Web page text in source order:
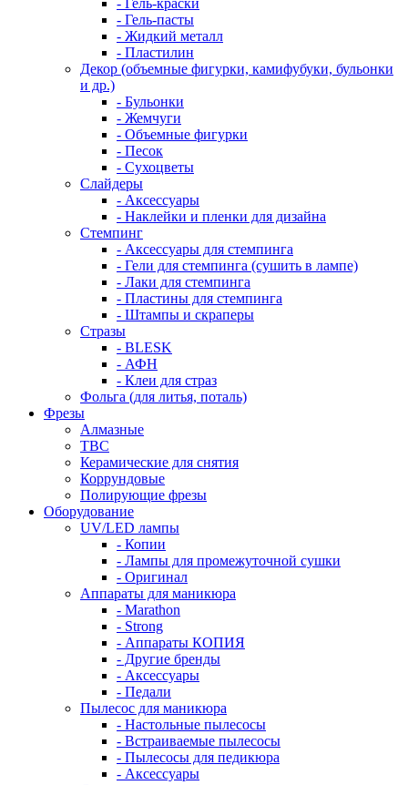
- Гель-краски
- Гель-пасты
- Жидкий металл
- Пластилин
Декор (объемные фигурки, камифубуки, бульонки
и др.)
- Бульонки
- Жемчуги
- Объемные фигурки
- Песок
- Сухоцветы
Слайдеры
- Аксессуары
- Наклейки и пленки для дизайна
Стемпинг
- Аксессуары для стемпинга
- Гели для стемпинга (сушить в лампе)
- Лаки для стемпинга
- Пластины для стемпинга
- Штампы и скраперы
Стразы
- BLESK
- АФН
- Клеи для страз
Фольга (для литья, поталь)
Фрезы
Алмазные
ТВС
Керамические для снятия
Коррундовые
Полирующие фрезы
Оборудование
UV/LED лампы
- Копии
- Лампы для промежуточной сушки
- Оригинал
Аппараты для маникюра
- Marathon
- Strong
- Аппараты КОПИЯ
- Другие бренды
- Аксессуары
- Педали
Пылесос для маникюра
- Настольные пылесосы
- Встраиваемые пылесосы
- Пылесосы для педикюра
- Аксессуары